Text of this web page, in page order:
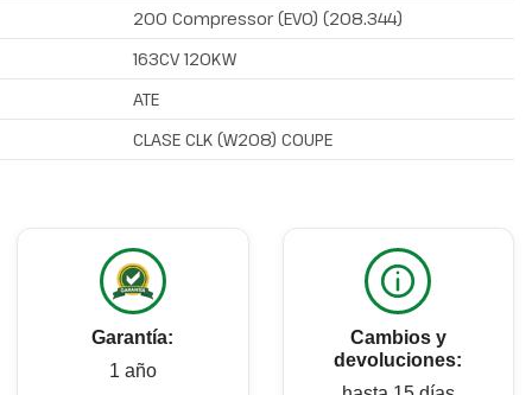
200 Compressor (EVO) (208.344)
163CV 120KW
ATE
CLASE CLK (W208) COUPE
Garantía:
1 año
Cambios y
devoluciones: